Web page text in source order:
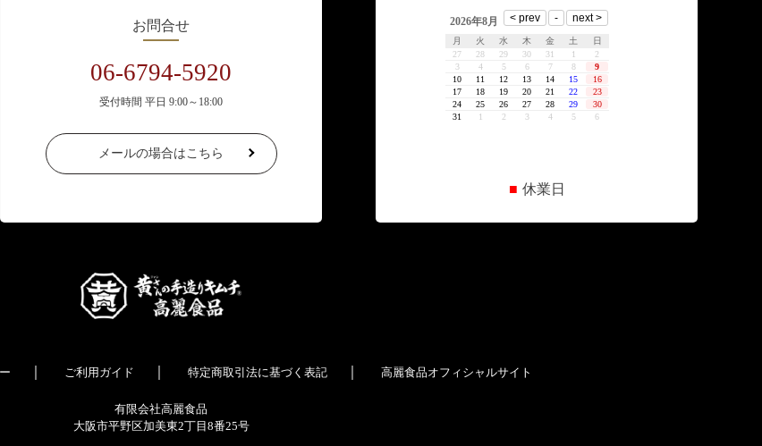
お問合せ
06-6794-5920
受付時間 平日 9:00～18:00
メールの場合はこちら
■ 休業日
ご利用ガイド 特定商取引法に基づく表記 高麗食品オフィシャルサイト
有限会社高麗食品
大阪市平野区加美東2丁目8番25号